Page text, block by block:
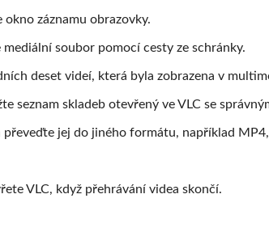
okno záznamu obrazovky.
mediální soubor pomocí cesty ze schránky.
deset videí, která byla zobrazena v
seznam skladeb otevřený ve VLC se
jej do jiného formátu, například
VLC, když přehrávání videa skončí.